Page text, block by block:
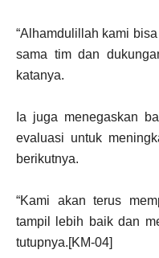
“Alhamdulillah kami
sama tim dan
katanya.
Ia juga menegaskan
evaluasi untuk
berikutnya.
“Kami akan terus
tampil lebih baik dan
tutupnya.[KM-04]